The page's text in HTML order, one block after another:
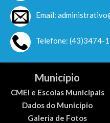
Email:
Telefone: (43)3474-
Município
CMEI e Escolas Municipais
Dados do Município
Galeria de Fotos